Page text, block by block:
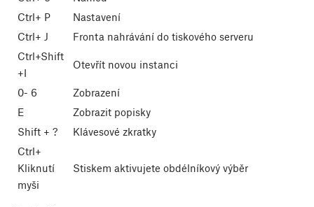
Ctrl+ P
Nastavení
Ctrl+ J
Fronta nahrávání do tiskového serveru
Ctrl+Shift
+I
Otevřít novou instanci
0- 6
Zobrazení
E
Zobrazit popisky
Shift + ?
Klávesové zkratky
Ctrl+
Kliknutí
myši
Stiskem aktivujete obdélníkový výběr